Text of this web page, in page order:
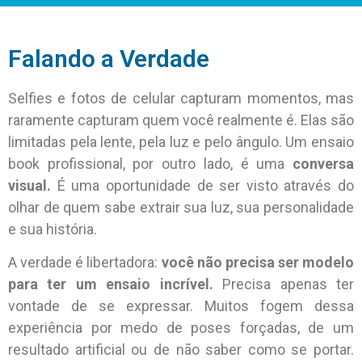
Falando a Verdade
Selfies e fotos de celular capturam momentos, mas
raramente capturam quem você realmente é. Elas são
limitadas pela lente, pela luz e pelo ângulo. Um ensaio
book profissional, por outro lado, é uma conversa
visual. É uma oportunidade de ser visto através do
olhar de quem sabe extrair sua luz, sua personalidade
e sua história.
A verdade é libertadora: você não precisa ser modelo
para ter um ensaio incrível. Precisa apenas ter
vontade de se expressar. Muitos fogem dessa
experiência por medo de poses forçadas, de um
resultado artificial ou de não saber como se portar.